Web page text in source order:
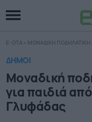
E-OTA » ΜΟΝΑΔΙΚΗ ΠΟΔΗΛΑΤΙΚΗ
ΔΗΜΟΙ
Μοναδική
για παιδιά
Γλυφάδας